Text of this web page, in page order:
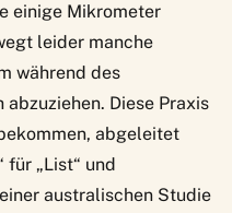
einige Mikrometer
leider manche
während des
Diese Praxis
abgeleitet
für „List“ und
australischen Studie